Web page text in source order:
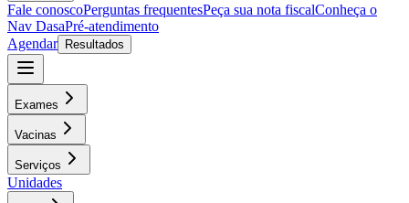
Fale conoscoPerguntas frequentesPeça sua nota fiscalConheça o
Nav DasaPré-atendimento
Agendar
Resultados
Exames
Vacinas
Serviços
Unidades